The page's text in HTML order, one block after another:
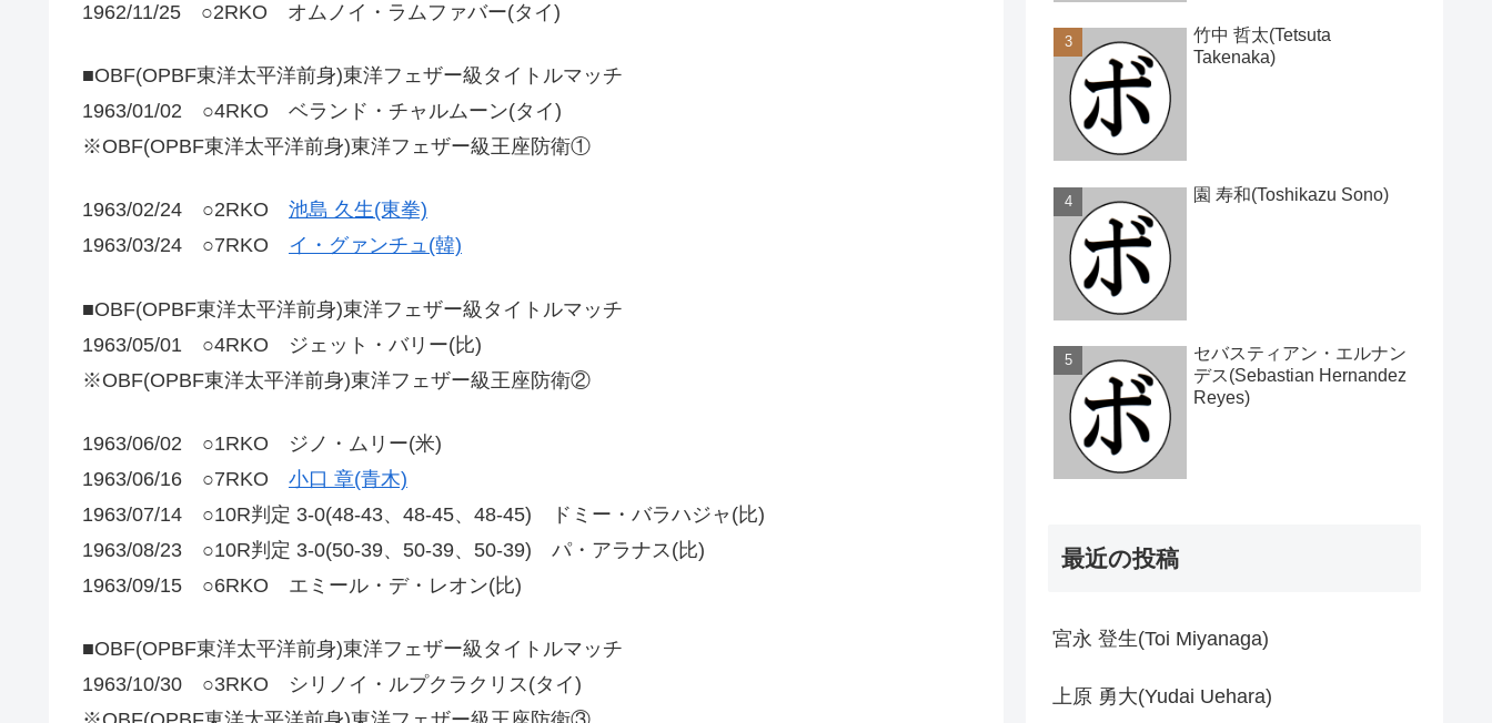
1962/11/25 ○2RKO オムノイ・ラムファバー(タイ)
■OBF(OPBF東洋太平洋前身)東洋フェザー級タイトルマッチ
1963/01/02 ○4RKO ベランド・チャルムーン(タイ)
※OBF(OPBF東洋太平洋前身)東洋フェザー級王座防衛①
1963/02/24 ○2RKO 池島 久生(東拳)
1963/03/24 ○7RKO イ・グァンチュ(韓)
■OBF(OPBF東洋太平洋前身)東洋フェザー級タイトルマッチ
1963/05/01 ○4RKO ジェット・バリー(比)
※OBF(OPBF東洋太平洋前身)東洋フェザー級王座防衛②
1963/06/02 ○1RKO ジノ・ムリー(米)
1963/06/16 ○7RKO 小口 章(青木)
1963/07/14 ○10R判定 3-0(48-43、48-45、48-45) ドミー・バラハジャ(比)
1963/08/23 ○10R判定 3-0(50-39、50-39、50-39) パ・アラナス(比)
1963/09/15 ○6RKO エミール・デ・レオン(比)
■OBF(OPBF東洋太平洋前身)東洋フェザー級タイトルマッチ
1963/10/30 ○3RKO シリノイ・ルプクラクリス(タイ)
竹中 哲太(Tetsuta
Takenaka)
園 寿和(Toshikazu Sono)
セバスティアン・エルナン
デス(Sebastian Hernandez
Reyes)
最近の投稿
宮永 登生(Toi Miyanaga)
上原 勇大(Yudai Uehara)